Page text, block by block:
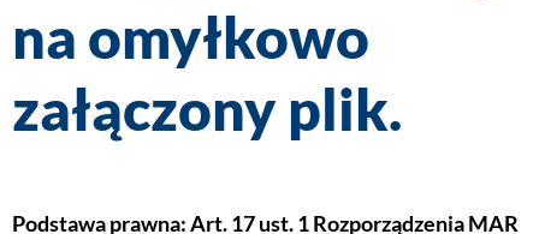
na omyłkowo
załączony plik.
Podstawa prawna: Art. 17 ust. 1 Rozporządzenia MAR